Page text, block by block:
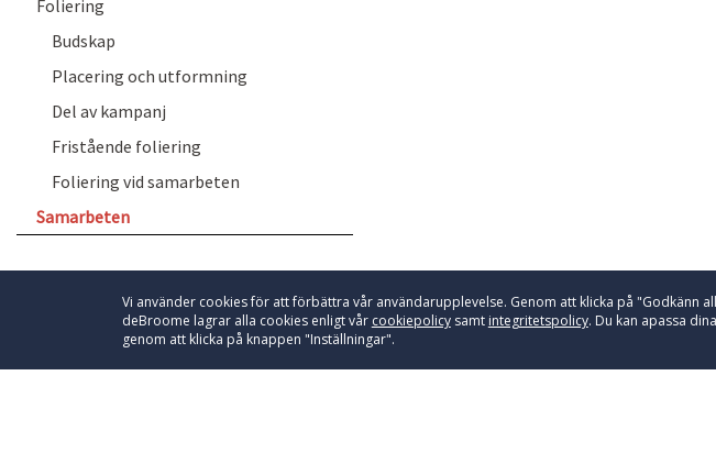
Foliering
Budskap
Placering och utformning
Del av kampanj
Fristående foliering
Foliering vid samarbeten
Samarbeten
Vi använder cookies för att förbättra vår användarupplevelse. Genom att klicka på "Godkänn
deBroome lagrar alla cookies enligt vår cookiepolicysamt integritetspolicy. Du kan apassa
genom att klicka på knappen "Inställningar".